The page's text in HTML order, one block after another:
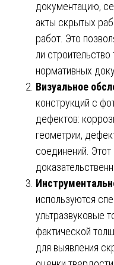
документацию,
акты скрытых
работ. Это
ли
нормативных
Визуальное
конструкций с
дефектов:
геометрии,
соединений.
используются
ультразвуковые
фактической
для выявления